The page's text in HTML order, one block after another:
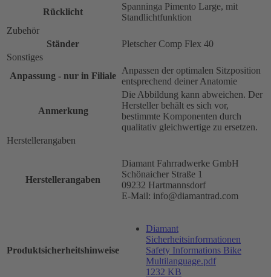
Rücklicht
Spanninga Pimento Large, mit
Standlichtfunktion
Zubehör
Ständer
Pletscher Comp Flex 40
Sonstiges
Anpassung - nur in Filiale
Anpassen der optimalen Sitzposition
entsprechend deiner Anatomie
Anmerkung
Die Abbildung kann abweichen. Der
Hersteller behält es sich vor,
bestimmte Komponenten durch
qualitativ gleichwertige zu ersetzen.
Herstellerangaben
Herstellerangaben
Diamant Fahrradwerke GmbH
Schönaicher Straße 1
09232 Hartmannsdorf
E-Mail: info@diamantrad.com
Produktsicherheitshinweise
Diamant
Sicherheitsinformationen
Safety Informations Bike
Multilanguage.pdf
1232 KB